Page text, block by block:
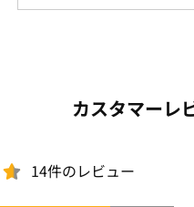
カスタマーレ
14件のレビュー